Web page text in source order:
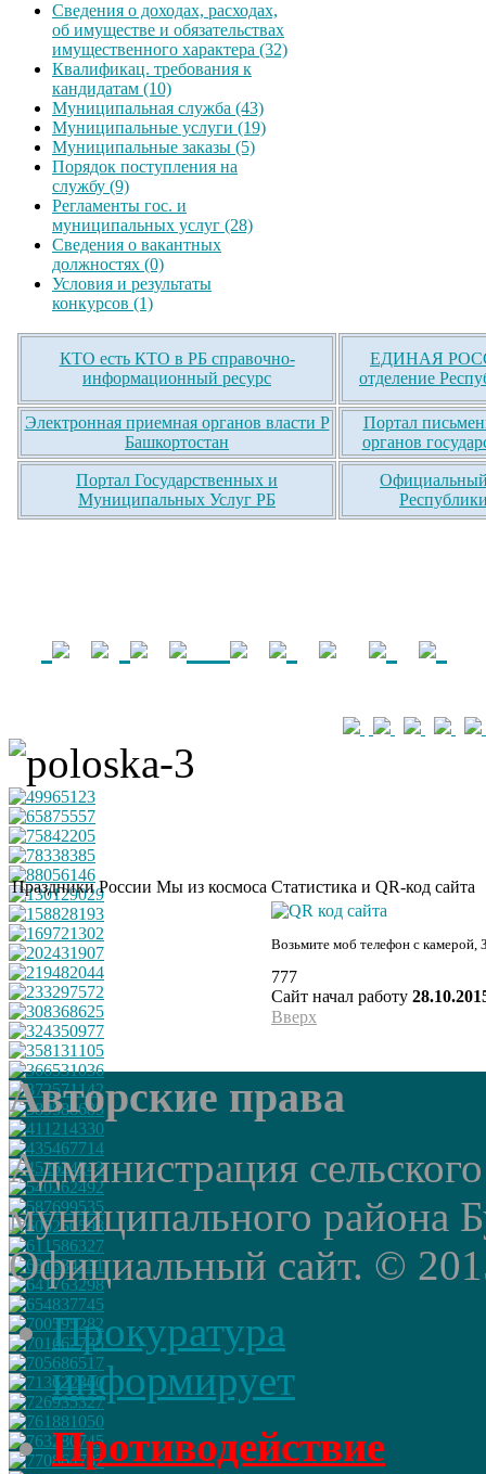
Сведения о доходах, расходах,
об имуществе и обязательствах
имущественного характера (32)
Квалификац. требования к
кандидатам (10)
Муниципальная служба (43)
Муниципальные услуги (19)
Муниципальные заказы (5)
Порядок поступления на
службу (9)
Регламенты гос. и
муниципальных услуг (28)
Сведения о вакантных
должностях (0)
Условия и результаты
конкурсов (1)
КТО есть КТО в РБ справочно-
информационный ресурс
ЕДИНАЯ
отделение
Электронная приемная органов власти Р
Башкортостан
Портал
органов
Портал Государственных и
Муниципальных Услуг РБ
Официальный
Праздники России Мы из космоса Статистика и QR-код сайта
Возьмите моб телефон с камерой,
777
Сайт начал работу
Вверх
Авторские права
Администрация
муниципального района
Официальный сайт. ©
Прокуратура
информирует
Противодействие